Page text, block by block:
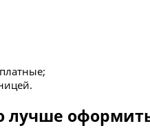
оформить